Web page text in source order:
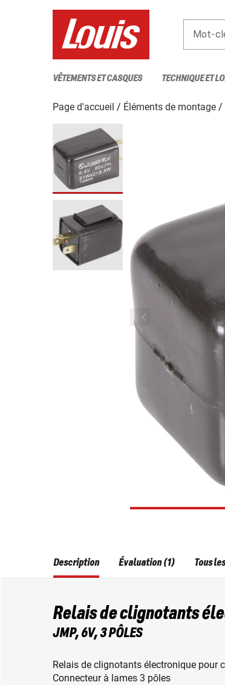
Mot-
VÊTEMENTS ET CASQUES TECHNIQUE ET
Page d'accueil Éléments de montage
Description
Relais de clignotants
JMP, 6V, 3 PÔLES
Relais de clignotants électronique pour
Connecteur à lames 3 pôles
Évaluation (1) Tous